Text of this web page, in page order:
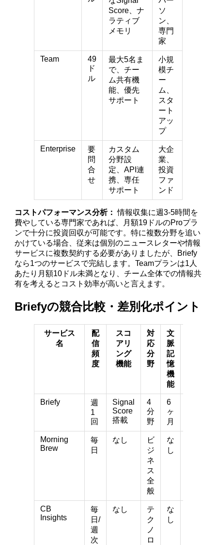
Score、ナ
ラティブ
メモリ
ソ
ン、
専門
家
Team
49
ド
ル
最大5名ま
で、チー
ム共有機
能、優先
サポート
小規
模チ
ー
ム、
スタ
ート
アッ
プ
Enterprise
要
問
合
せ
カスタム
分野設
定、API連
携、専任
サポート
大企
業、
投資
ファ
ンド
コストパフォーマンス分析： 情報収集に週3-5時間を
費やしている専門家であれば、月額19ドルのProプラ
ンで十分に投資回収が可能です。特に複数分野を追い
かけている場合、従来は個別のニュースレターや情報
サービスに複数契約する必要がありましたが、Briefy
なら1つのサービスで完結します。Teamプランは1人
あたり月額10ドル未満となり、チーム全体での情報共
有を考えるとコスト効率が高いと言えます。
Briefyの競合比較・差別化ポイント
サービス
名
配
信
頻
度
スコ
アリ
ング
機能
対
応
分
野
文
脈
記
憶
機
能
Briefy
週
1
回
Signal
Score
搭載
4
分
野
6
ヶ
月
Morning
Brew
毎
日
なし
ビ
ジ
ネ
ス
全
般
な
し
CB
Insights
毎
日/
週
次
なし
テ
ク
ノ
ロ
な
し